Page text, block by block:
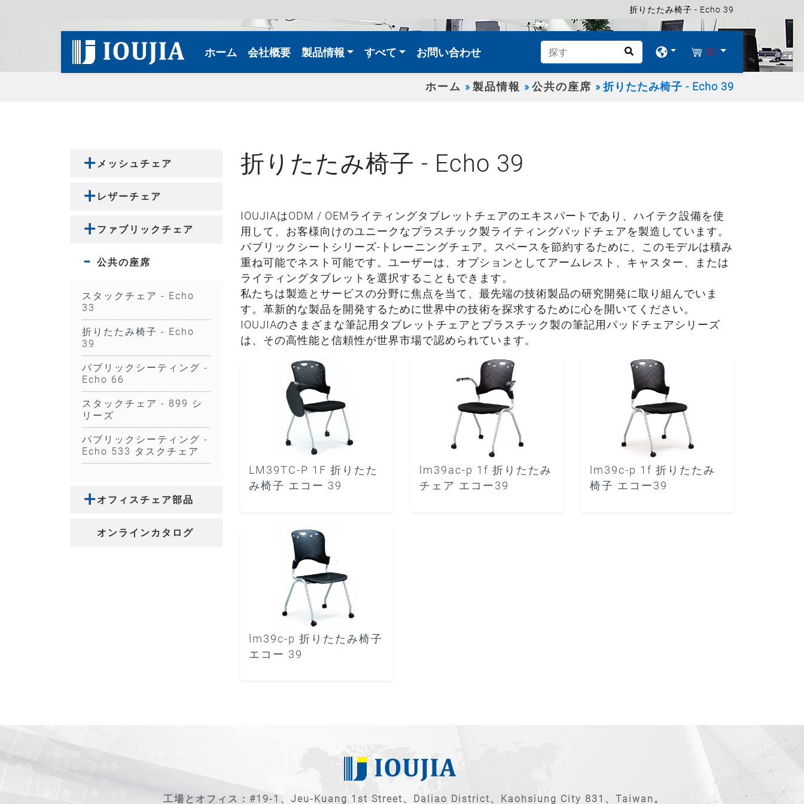
折りたたみ椅子 - Echo 39
ホーム (current)
会社概要 製品情報 すべて お問い合わせ (0)
ホーム 製品情報 公共の座席 折りたたみ椅子 - Echo 39
メッシュチェア
レザーチェア
ファブリックチェア
公共の座席
スタックチェア - Echo
33
折りたたみ椅子 - Echo
39
パブリックシーティング -
Echo 66
スタックチェア - 899 シ
リーズ
パブリックシーティング -
Echo 533 タスクチェア
オフィスチェア部品
オンラインカタログ
折りたたみ椅子 - Echo 39
IOUJIAはODM / OEMライティングタブレットチェアのエキスパートであり、ハイテク設備を使
用して、お客様向けのユニークなプラスチック製ライティングパッドチェアを製造しています。
パブリックシートシリーズ-トレーニングチェア。スペースを節約するために、このモデルは積み
重ね可能でネスト可能です。ユーザーは、オプションとしてアームレスト、キャスター、または
ライティングタブレットを選択することもできます。
私たちは製造とサービスの分野に焦点を当て、最先端の技術製品の研究開発に取り組んでいま
す。革新的な製品を開発するために世界中の技術を探求するために心を開いてください。
IOUJIAのさまざまな筆記用タブレットチェアとプラスチック製の筆記用パッドチェアシリーズ
は、その高性能と信頼性が世界市場で認められています。
LM39TC-P 1F 折りたた
み椅子 エコー 39
lm39ac-p 1f 折りたたみ
チェア エコー39
lm39c-p 1f 折りたたみ
椅子 エコー39
lm39c-p 折りたたみ椅子
エコー 39
工場とオフィス：#19-1、Jeu-Kuang 1st Street、Daliao District、Kaohsiung City 831、Taiwan。